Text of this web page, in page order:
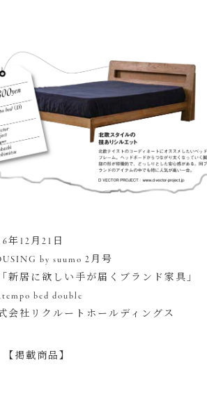
年12月21日
by suumo 2月号
新居に欲しい手が届くブランド家具」
bed double
会社リクルートホールディングス
【掲載商品】